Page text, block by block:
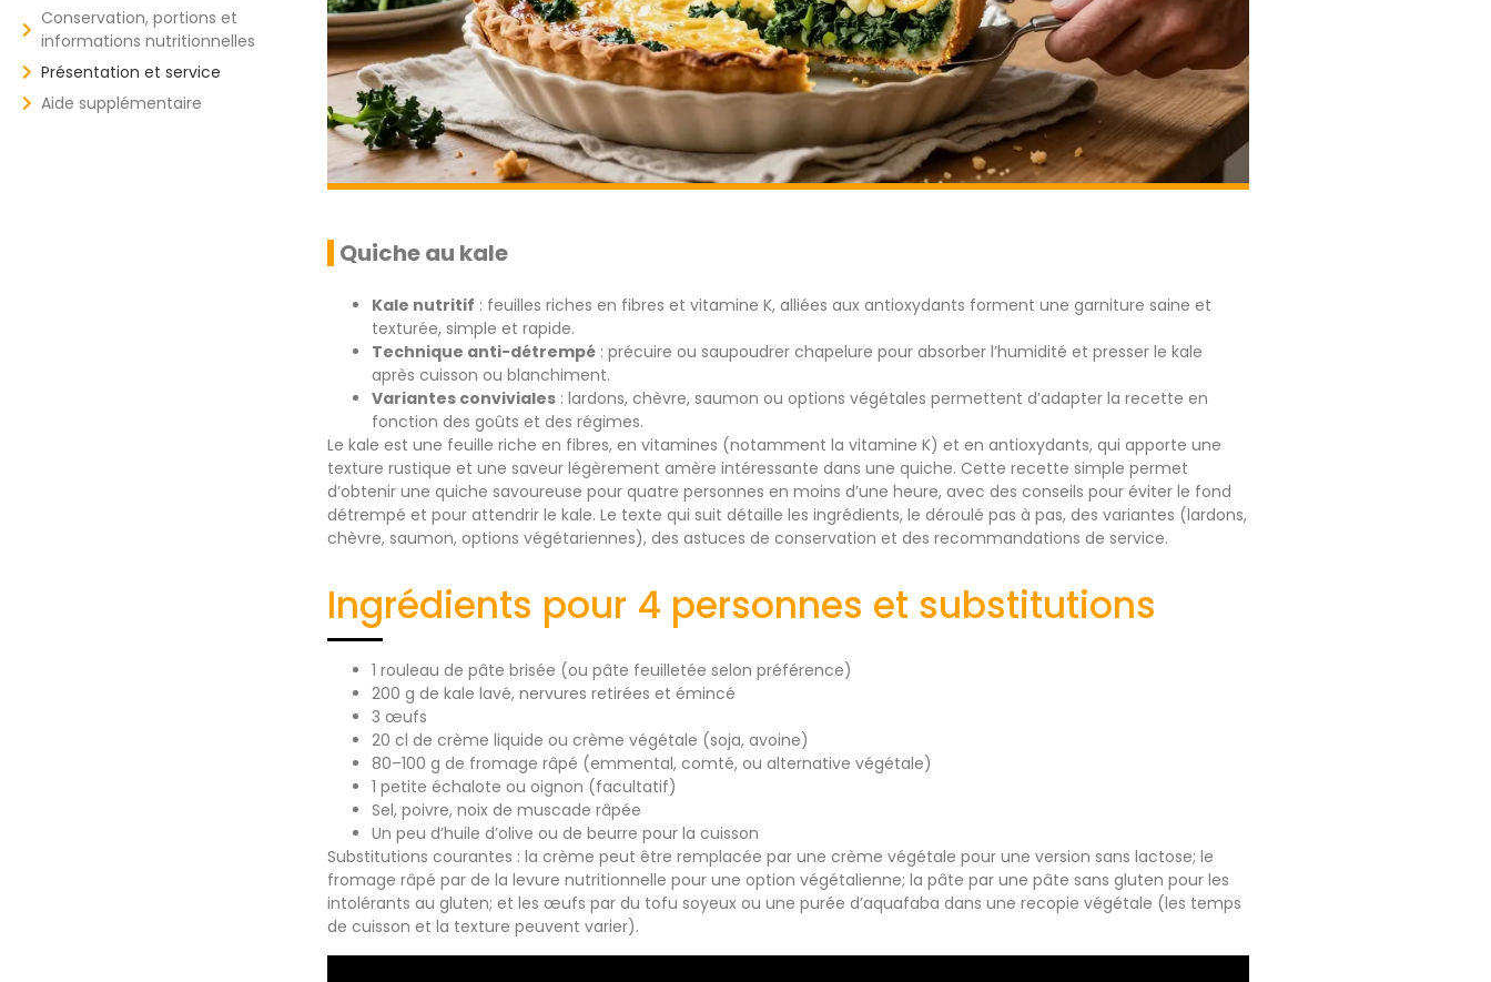
Conservation, portions et
informations nutritionnelles
Présentation et service
Aide supplémentaire
Quiche au kale
Kale nutritif : feuilles riches en fibres et vitamine K, alliées aux antioxydants forment une garniture saine et
texturée, simple et rapide.
Technique anti-détrempé : précuire ou saupoudrer chapelure pour absorber l’humidité et presser le kale
après cuisson ou blanchiment.
Variantes conviviales : lardons, chèvre, saumon ou options végétales permettent d’adapter la recette en
fonction des goûts et des régimes.
Le kale est une feuille riche en fibres, en vitamines (notamment la vitamine K) et en antioxydants, qui apporte une
texture rustique et une saveur légèrement amère intéressante dans une quiche. Cette recette simple permet
d’obtenir une quiche savoureuse pour quatre personnes en moins d’une heure, avec des conseils pour éviter le fond
détrempé et pour attendrir le kale. Le texte qui suit détaille les ingrédients, le déroulé pas à pas, des variantes (lardons,
chèvre, saumon, options végétariennes), des astuces de conservation et des recommandations de service.
Ingrédients pour 4 personnes et substitutions
1 rouleau de pâte brisée (ou pâte feuilletée selon préférence)
200 g de kale lavé, nervures retirées et émincé
3 œufs
20 cl de crème liquide ou crème végétale (soja, avoine)
80–100 g de fromage râpé (emmental, comté, ou alternative végétale)
1 petite échalote ou oignon (facultatif)
Sel, poivre, noix de muscade râpée
Un peu d’huile d’olive ou de beurre pour la cuisson
Substitutions courantes : la crème peut être remplacée par une crème végétale pour une version sans lactose; le
fromage râpé par de la levure nutritionnelle pour une option végétalienne; la pâte par une pâte sans gluten pour les
intolérants au gluten; et les œufs par du tofu soyeux ou une purée d’aquafaba dans une recopie végétale (les temps
de cuisson et la texture peuvent varier).